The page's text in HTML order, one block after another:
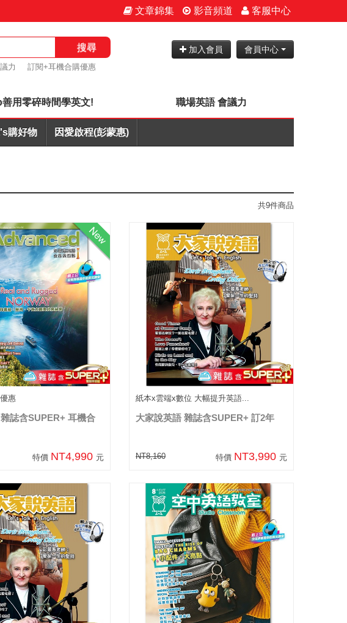
文章錦集 影音頻道 客服中心
搜尋
力
訂閱+耳機合購優惠
加入會員 會員中心
用零碎時間學英文! 職場英語 會議力
購好物 因愛啟程(彭蒙惠)
共9件商品
惠
誌含SUPER+ 耳機合
特價 NT4,990 元
紙本x雲端x數位 大幅提升英語...
大家說英語 雜誌含SUPER+ 訂2年
NT8,160 特價 NT3,990 元